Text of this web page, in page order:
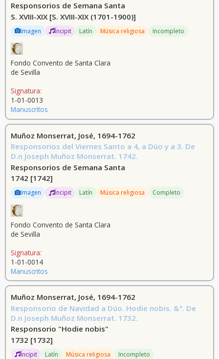
Responsorios de Semana Santa
S. XVIII-XIX [S. XVIII-XIX (1701-1900)]
Imagen Íncipit Latín Música religiosa Incompleto
Fondo Convento de Santa Clara
de Sevilla
Signatura:
1-01-0013
Manuscritos
Muñoz Monserrat, José, 1694-1762
Responsorios del Viernes Santo a 4, a Dúo y a 3. De
D.n Joseph Muñoz Monserrat. 1742.
Responsorios de Semana Santa
1742 [1742]
Imagen Íncipit Latín Música religiosa Completo
Fondo Convento de Santa Clara
de Sevilla
Signatura:
1-01-0014
Manuscritos
Muñoz Monserrat, José, 1694-1762
Responsorio de Navidad a Dúo. Hodie nobis. &ª. De
D.n Joseph Muñoz Monserrat. 1732.
Responsorio "Hodie nobis"
1732 [1732]
Íncipit Latín Música religiosa Incompleto